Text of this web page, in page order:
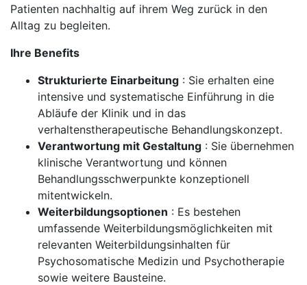
Patienten nachhaltig auf ihrem Weg zurück in den
Alltag zu begleiten.
Ihre Benefits
Strukturierte Einarbeitung : Sie erhalten eine
intensive und systematische Einführung in die
Abläufe der Klinik und in das
verhaltenstherapeutische Behandlungskonzept.
Verantwortung mit Gestaltung : Sie übernehmen
klinische Verantwortung und können
Behandlungsschwerpunkte konzeptionell
mitentwickeln.
Weiterbildungsoptionen : Es bestehen
umfassende Weiterbildungsmöglichkeiten mit
relevanten Weiterbildungsinhalten für
Psychosomatische Medizin und Psychotherapie
sowie weitere Bausteine.